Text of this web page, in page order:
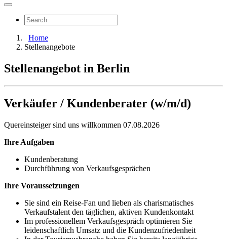
Home
Stellenangebote
Stellenangebot in Berlin
Verkäufer / Kundenberater (w/m/d)
Quereinsteiger sind uns willkommen 07.08.2026
Ihre Aufgaben
Kundenberatung
Durchführung von Verkaufsgesprächen
Ihre Voraussetzungen
Sie sind ein Reise-Fan und lieben als charismatisches
Verkaufstalent den täglichen, aktiven Kundenkontakt
Im professionellem Verkaufsgespräch optimieren Sie
leidenschaftlich Umsatz und die Kundenzufriedenheit